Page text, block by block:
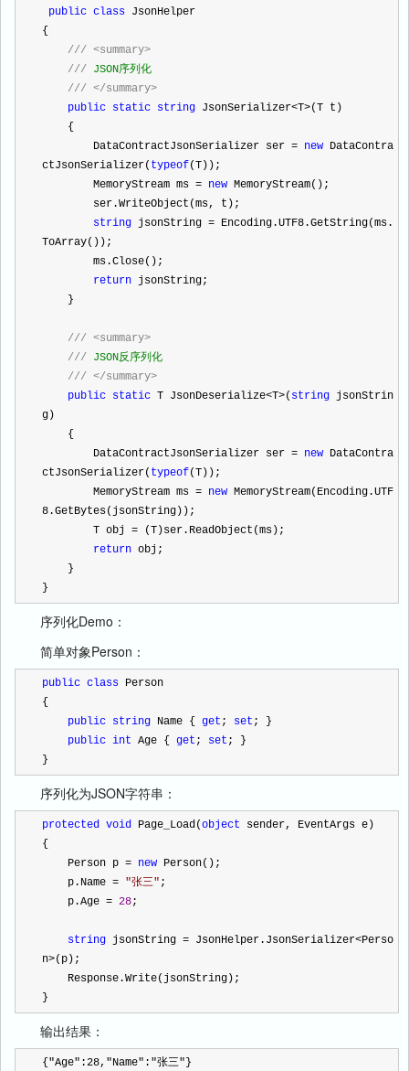
public class JsonHelper
{
/// <summary>
/// JSON序列化
/// </summary>
public static string JsonSerializer<T>(T t)
    {
        DataContractJsonSerializer ser
= new DataContra
ctJsonSerializer( typeof(T));
        MemoryStream ms
= new MemoryStream();
        ser.WriteObject(ms, t);
string jsonString = Encoding.UTF8.GetString(ms.
ToArray());
        ms.Close();
return jsonString;
    }
/// <summary>
/// JSON反序列化
/// </summary>
public static T JsonDeserialize<T>( string jsonStrin
g)
    {
        DataContractJsonSerializer ser
= new DataContra
ctJsonSerializer( typeof(T));
        MemoryStream ms
= new MemoryStream(Encoding.UTF
8.GetBytes(jsonString));
        T obj
= (T)ser.ReadObject(ms);
return obj;
    }
}
序列化Demo：
简单对象Person：
public class Person
{
public string Name { get ; set ; }
public int Age { get ; set ; }
}
序列化为JSON字符串：
protected void Page_Load(object sender, EventArgs e)
{
    Person p
= new Person();
    p.Name
= "张三" ;
    p.Age
= 28;
string jsonString = JsonHelper.JsonSerializer<Perso
n>(p);
    Response.Write(jsonString);
}
输出结果：
{ "Age" :28, "Name" : "张三" }